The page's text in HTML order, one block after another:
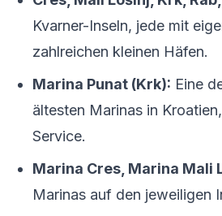
Kvarner-Inseln, jede mit
zahlreichen kleinen Häfen.
Marina Punat (Krk): Eine
ältesten Marinas in
Service.
Marina Cres, Marina Mali
Marinas auf den jeweiligen